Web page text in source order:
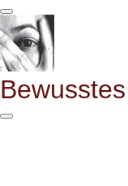
Zum
Hauptinhalt
springen
Bewusstes